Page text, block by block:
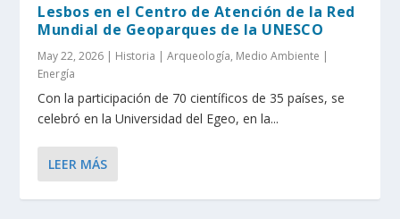
Lesbos en el Centro de Atención de la Red
Mundial de Geoparques de la UNESCO
May 22, 2026 | Historia | Arqueología, Medio Ambiente |
Energía
Con la participación de 70 científicos de 35 países, se
celebró en la Universidad del Egeo, en la...
LEER MÁS